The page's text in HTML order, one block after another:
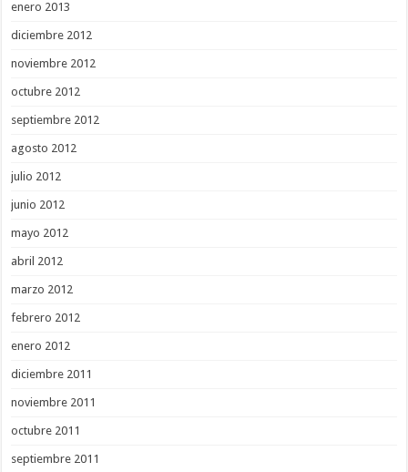
enero 2013
diciembre 2012
noviembre 2012
octubre 2012
septiembre 2012
agosto 2012
julio 2012
junio 2012
mayo 2012
abril 2012
marzo 2012
febrero 2012
enero 2012
diciembre 2011
noviembre 2011
octubre 2011
septiembre 2011